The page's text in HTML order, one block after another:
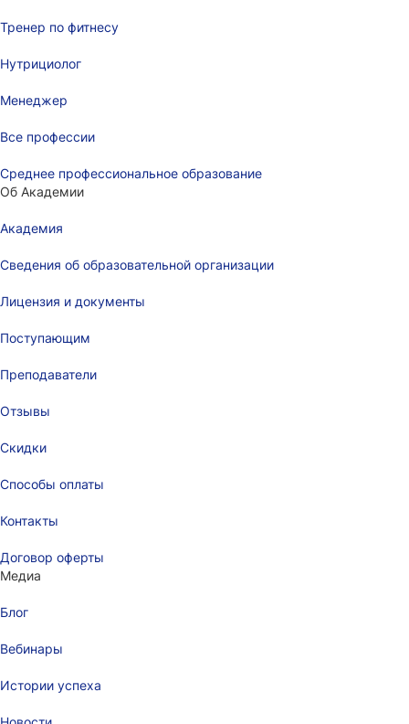
Тренер по фитнесу
Нутрициолог
Менеджер
Все профессии
Среднее профессиональное образование
Об Академии
Академия
Сведения об образовательной организации
Лицензия и документы
Поступающим
Преподаватели
Отзывы
Скидки
Способы оплаты
Контакты
Договор оферты
Медиа
Блог
Вебинары
Истории успеха